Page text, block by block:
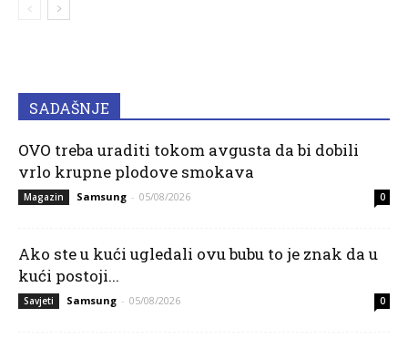
SADAŠNJE
OVO treba uraditi tokom avgusta da bi dobili
vrlo krupne plodove smokava
Magazin Samsung - 05/08/2026 0
Ako ste u kući ugledali ovu bubu to je znak da u
kući postoji...
Savjeti Samsung - 05/08/2026 0